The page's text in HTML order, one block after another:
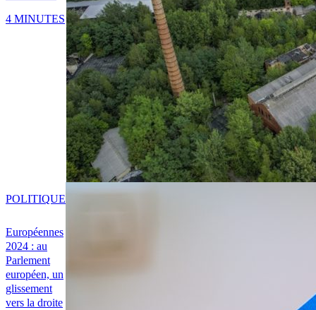
4 MINUTES
Européennes
2024 : au
Parlement
européen, un
glissement
vers la droite
POLITIQUE